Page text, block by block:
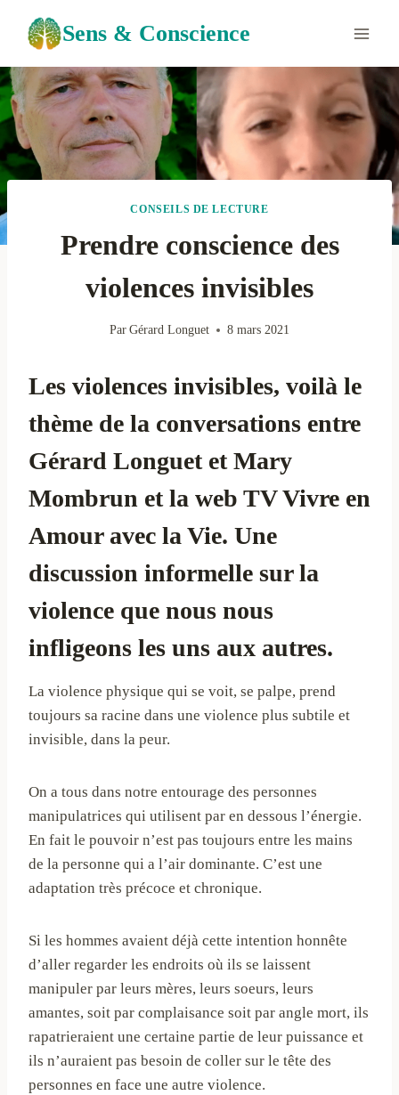
Sens & Conscience
CONSEILS DE LECTURE
Prendre conscience des
violences invisibles
Par Gérard Longuet 8 mars 2021
Les violences invisibles, voilà le
thème de la conversations entre
Gérard Longuet et Mary
Mombrun et la web TV Vivre en
Amour avec la Vie. Une
discussion informelle sur la
violence que nous nous
infligeons les uns aux autres.
La violence physique qui se voit, se palpe, prend
toujours sa racine dans une violence plus subtile et
invisible, dans la peur.
On a tous dans notre entourage des personnes
manipulatrices qui utilisent par en dessous l’énergie.
En fait le pouvoir n’est pas toujours entre les mains
de la personne qui a l’air dominante. C’est une
adaptation très précoce et chronique.
Si les hommes avaient déjà cette intention honnête
d’aller regarder les endroits où ils se laissent
manipuler par leurs mères, leurs soeurs, leurs
amantes, soit par complaisance soit par angle mort, ils
rapatrieraient une certaine partie de leur puissance et
ils n’auraient pas besoin de coller sur le tête des
personnes en face une autre violence.